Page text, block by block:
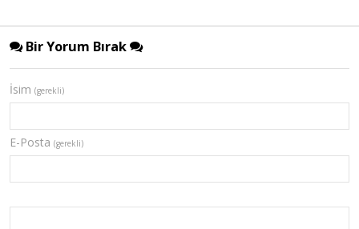
Bir Yorum Bırak
İsim (gerekli)
E-Posta (gerekli)